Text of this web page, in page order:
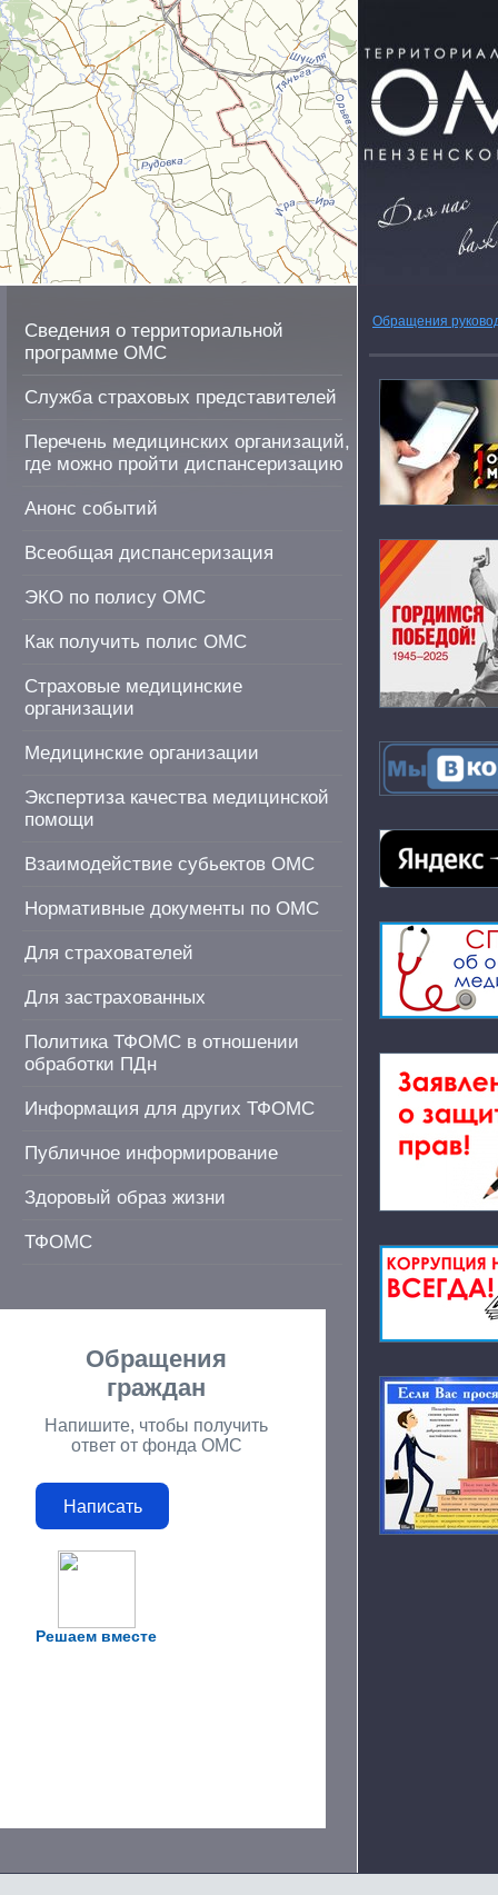
Сведения о территориальной
программе ОМС
Служба страховых представителей
Перечень медицинских организаций,
где можно пройти диспансеризацию
Анонс событий
Всеобщая диспансеризация
ЭКО по полису ОМС
Как получить полис ОМС
Страховые медицинские
организации
Медицинские организации
Экспертиза качества медицинской
помощи
Взаимодействие субьектов ОМС
Нормативные документы по ОМС
Для страхователей
Для застрахованных
Политика ТФОМС в отношении
обработки ПДн
Информация для других ТФОМС
Публичное информирование
Здоровый образ жизни
ТФОМС
Решаем вместе
Обращения
граждан
Напишите, чтобы получить
ответ от фонда ОМС
Написать
Обращения